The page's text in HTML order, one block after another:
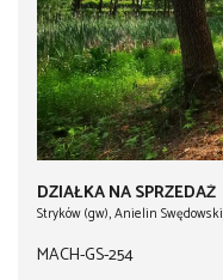
DZIAŁKA NA SPRZEDAŻ
Stryków (gw), Anielin Swędowski
MACH-GS-254